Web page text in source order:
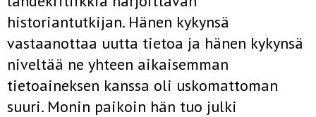
historiantutkijan. Hänen kykynsä
vastaanottaa uutta tietoa ja hänen kykynsä
niveltää ne yhteen aikaisemman
tietoaineksen kanssa oli uskomattoman
suuri. Monin paikoin hän tuo julki